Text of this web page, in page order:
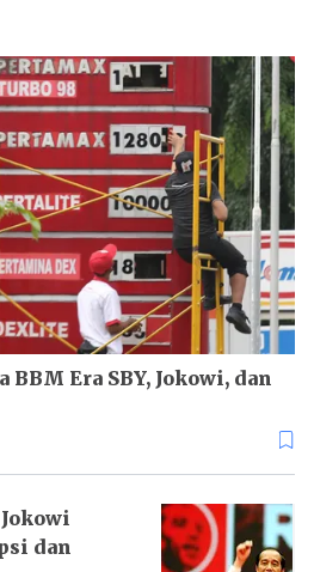
Era SBY, Jokowi, dan
dan